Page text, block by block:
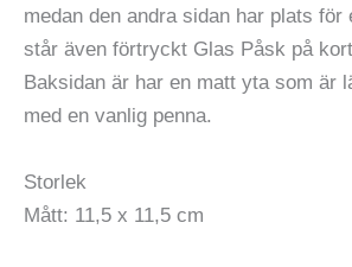
medan den andra sidan har plats för
står även förtryckt Glas Påsk på
Baksidan är har en matt yta som är
med en vanlig penna.
Storlek
Mått: 11,5 x 11,5 cm